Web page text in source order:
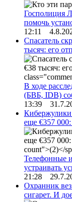
Госполиция
помочь
12:11
Спасатель
тысяч: его
В ходе
(БВБ, IDB)
13:39
еще €357
Телефонные
устраивать
21:28
Охранник
сигарет. И